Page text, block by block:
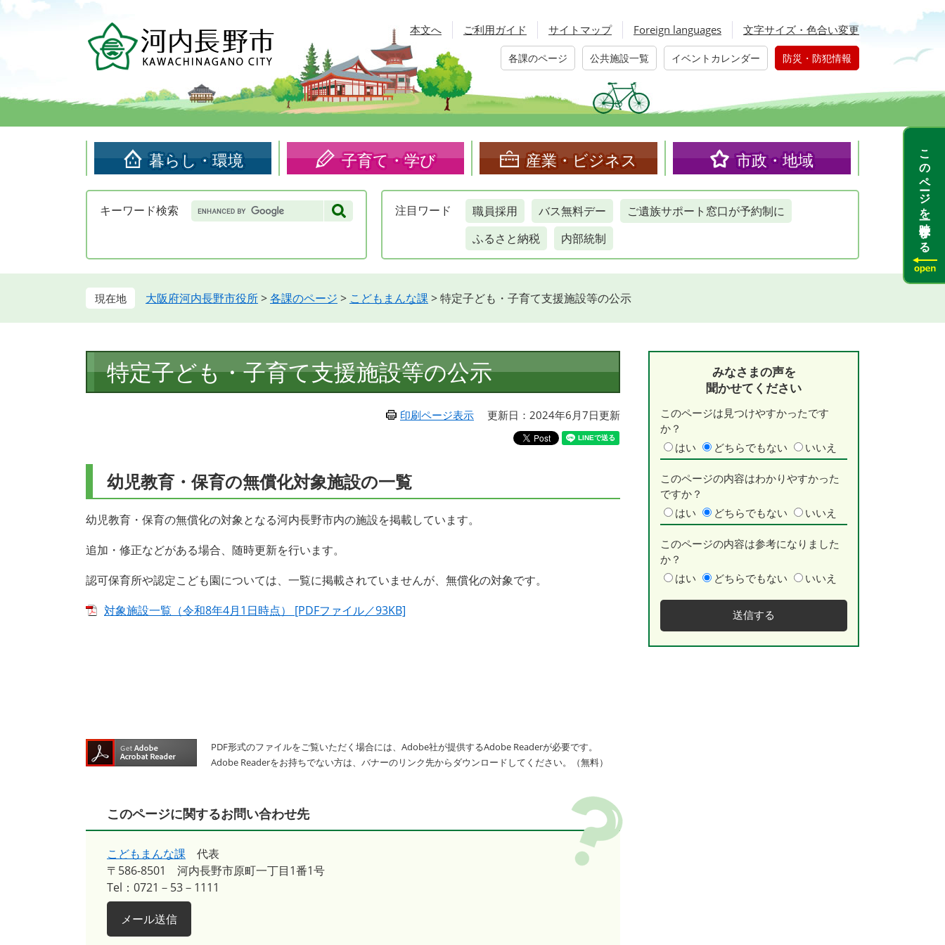
頭
す。
飛
し
本文へ ご利用ガイド サイトマップ Foreign languages 文字サイズ・色合い変更
各課のページ 公共施設一覧 イベントカレンダー 防災・防犯情報
暮らし・環境 子育て・学び 産業・ビジネス 市政・地域
キーワード検索 Google
カ
検
注目 ワード 職員採用 バス無料デー
ご遺族サポート窓口が予約制に
ふるさと納税
内部統制
大阪府河内長野市役所>各課のページ > こどもまんな課 >特定子ども・子育て支援施設等の公示
文
特定子ども・子育て支援施設等の公示
印刷ページ表示 更新日：2024年6月7日更新
幼児教育・保育の無償化対象施設の一覧
幼児教育・保育の無償化の対象となる河内長野市内の施設を掲載しています。
追加・修正などがある場合、随時更新を行います。
認可保育所や認定こども園については、一覧に掲載されていませんが、無償化の対象です。
対象施設一覧（令和8年4月1日時点） [PDFファイル／93KB]
PDF形式のファイルをご覧いただく場合には、Adobe社が提供するAdobe Readerが必要です。
Adobe Readerをお持ちでない方は、バナーのリンク先からダウンロードしてください。（無料）
このページに関するお問い合わせ先
こどもまんな課
代表
〒586-8501
河内長野市原町一丁目1番1号
Tel：0721－53－1111
メール送信
みなさまの声を
聞かせてください
このページは見つけやすかったです
か？
はい
どちらでもない いいえ
このページの内容はわかりやすかった
ですか？
はい
どちらでもない いいえ
このページの内容は参考になりました
か？
はい
どちらでもない いいえ
このページを一時保存する